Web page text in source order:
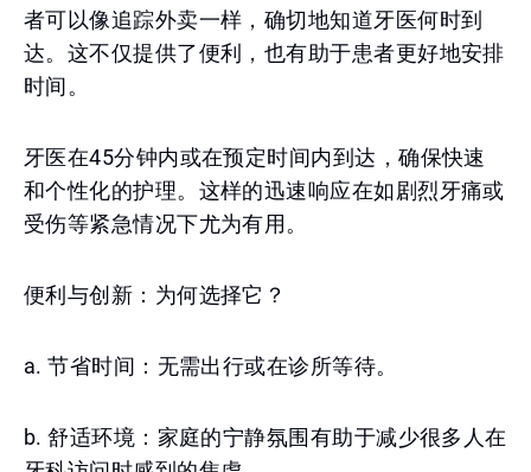
者可以像追踪外卖一样，确切地知道牙医何时到
达。这不仅提供了便利，也有助于患者更好地安排
时间。
牙医在45分钟内或在预定时间内到达，确保快速
和个性化的护理。这样的迅速响应在如剧烈牙痛或
受伤等紧急情况下尤为有用。
便利与创新：为何选择它？
a. 节省时间：无需出行或在诊所等待。
b. 舒适环境：家庭的宁静氛围有助于减少很多人在